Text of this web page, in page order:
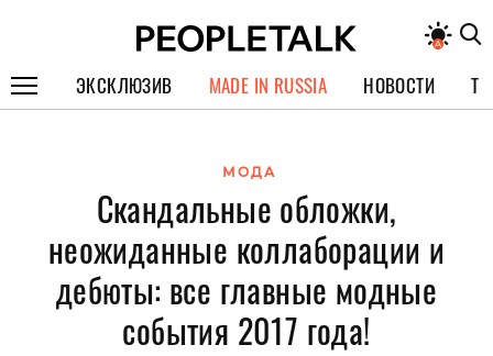
ЭКСКЛЮЗИВ
ИНТЕРВЬЮ
ПОКОЛЕНИЕ
MADE IN RUSSIA НОВОСТИ
МОДА
Скандальные обложки,
неожиданные коллаборации и
дебюты: все главные модные
события 2017 года!